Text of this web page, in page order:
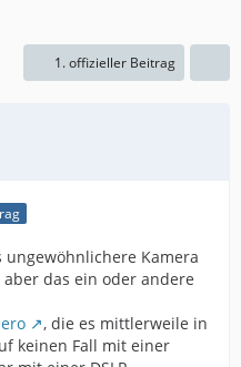
1. offizieller Beitrag
Kamera
das ein oder andere
, die es mittlerweile in
keinen Fall mit einer